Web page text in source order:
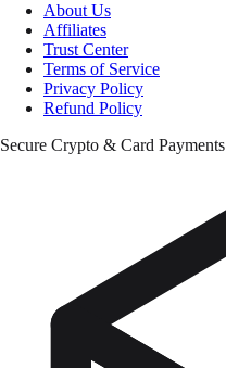
About Us
Affiliates
Trust Center
Terms of Service
Privacy Policy
Refund Policy
Secure Crypto & Card Payments